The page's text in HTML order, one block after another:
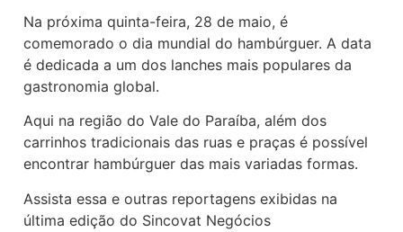
Na próxima quinta-feira, 28 de maio, é
comemorado o dia mundial do hambúrguer. A data
é dedicada a um dos lanches mais populares da
gastronomia global.
Aqui na região do Vale do Paraíba, além dos
carrinhos tradicionais das ruas e praças é possível
encontrar hambúrguer das mais variadas formas.
Assista essa e outras reportagens exibidas na
última edição do Sincovat Negócios